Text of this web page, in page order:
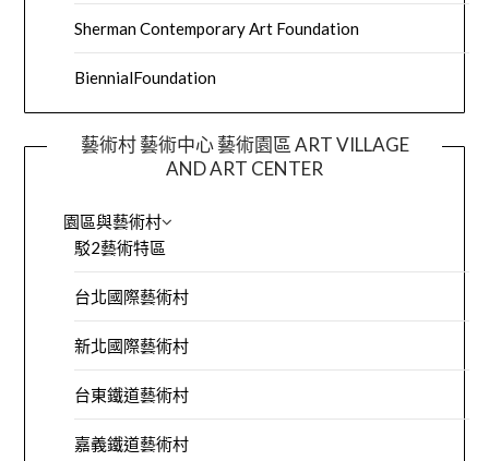
Sherman Contemporary Art Foundation
BiennialFoundation
藝術村 藝術中心 藝術園區 ART VILLAGE
AND ART CENTER
園區與藝術村
駁2藝術特區
台北國際藝術村
新北國際藝術村
台東鐵道藝術村
嘉義鐵道藝術村